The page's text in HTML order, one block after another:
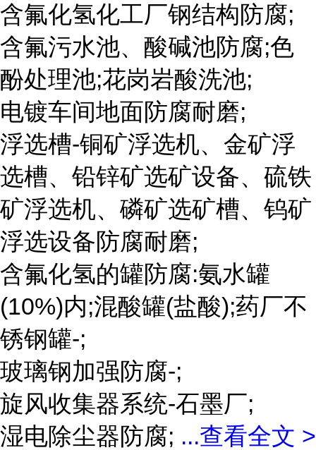
含氟化氢化工厂钢结构防腐;
含氟污水池、酸碱池防腐;色
酚处理池;花岗岩酸洗池;
电镀车间地面防腐耐磨;
浮选槽-铜矿浮选机、金矿浮
选槽、铅锌矿选矿设备、硫铁
矿浮选机、磷矿选矿槽、钨矿
浮选设备防腐耐磨;
含氟化氢的罐防腐:氨水罐
(10%)内;混酸罐(盐酸);药厂不
锈钢罐-;
玻璃钢加强防腐-;
旋风收集器系统-石墨厂;
湿电除尘器防腐; ...查看全文 >